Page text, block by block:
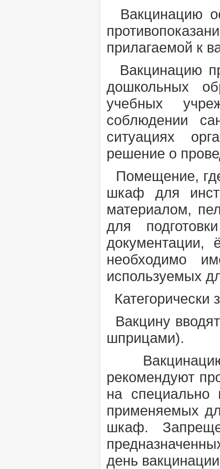
Вакцинацию
прилагаемой к
Вакцинацию
дошкольных
учебных
соблюдении
ситуациях
решение о
Помещение,
шкаф для
материалом,
для
документации,
необходимо
используемых
Вакцину
шприцами).
Вакцинацию
рекомендуют
на
применяемых
шкаф.
день